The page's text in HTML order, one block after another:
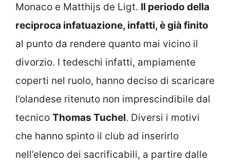
Monaco e Matthijs de Ligt. Il periodo della
reciproca infatuazione, infatti, è già finito
al punto da rendere quanto mai vicino il
divorzio. I tedeschi infatti, ampiamente
coperti nel ruolo, hanno deciso di scaricare
l’olandese ritenuto non imprescindibile dal
tecnico Thomas Tuchel. Diversi i motivi
che hanno spinto il club ad inserirlo
nell’elenco dei sacrificabili, a partire dalle